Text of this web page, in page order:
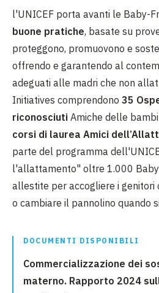
l'UNICEF porta avanti le Baby-
buone pratiche, basate su
proteggono, promuovono e
offrendo e garantendo al
adeguati alle madri che non
Initiatives comprendono 35
riconosciuti Amiche delle
corsi di laurea Amici
parte del programma
l'allattamento" oltre 1.000 Baby
allestite per accogliere i
o cambiare il pannolino quando
DOCUMENTI DISPONIBILI
Commercializzazione dei
materno. Rapporto 2024